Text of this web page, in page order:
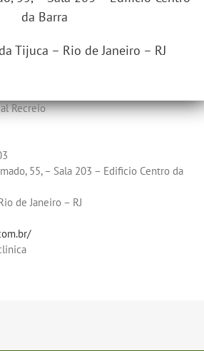
da Barra
Tijuca – Rio de Janeiro – RJ
Recreio
55, – Sala 203 – Edificio Centro da
de Janeiro – RJ